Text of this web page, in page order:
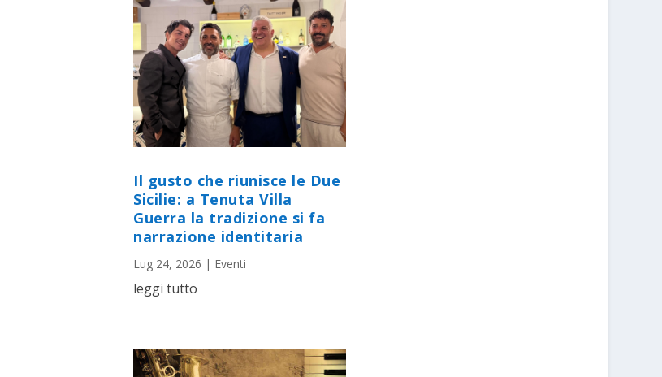
Il gusto che riunisce le Due
Sicilie: a Tenuta Villa
Guerra la tradizione si fa
narrazione identitaria
Lug 24, 2026 | Eventi
leggi tutto